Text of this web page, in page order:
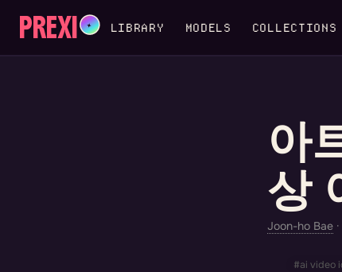
아
상
Joon-ho Bae ·
#ai video
PREXI ✦ LIBRARY MODELS COLLECTIONS